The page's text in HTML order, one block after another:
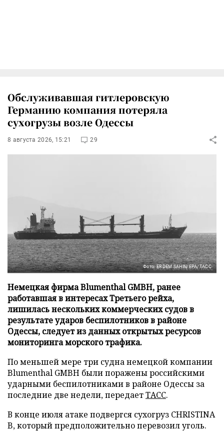
Обслуживавшая гитлеровскую
Германию компания потеряла
сухогрузы возле Одессы
8 августа 2026, 15:21 29
Фото: ERDEM SAHIN/EPA/ТАСС
Немецкая фирма Blumenthal GMBH, ранее
работавшая в интересах Третьего рейха,
лишилась нескольких коммерческих судов в
результате ударов беспилотников в районе
Одессы, следует из данных открытых ресурсов
мониторинга морского трафика.
По меньшей мере три судна немецкой компании
Blumenthal GMBH были поражены российскими
ударными беспилотниками в районе Одессы за
последние две недели, передаетТАСС.
В конце июля атаке подвергся сухогруз CHRISTINA
B, который предположительно перевозил уголь.